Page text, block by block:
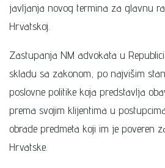
javljanja novog termina za glavnu
Hrvatskoj.
Zastupanja NM advokata u
skladu sa zakonom, po najvišim
poslovne politike koja predstavlja
prema svojim klijentima u
obrade predmeta koji im je poveren
Hrvatske.